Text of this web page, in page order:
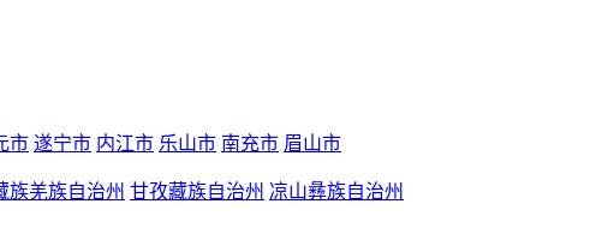
市 遂宁市 内江市 乐山市 南充市 眉山市
族羌族自治州 甘孜藏族自治州 凉山彝族自治州